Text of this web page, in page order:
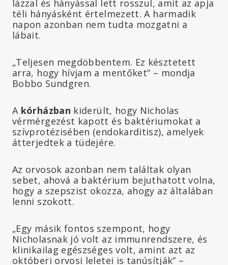
lázzal és hányással lett rosszul, amit az apja
téli hányásként értelmezett. A harmadik
napon azonban nem tudta mozgatni a
lábait.
„Teljesen megdöbbentem. Ez késztetett
arra, hogy hívjam a mentőket” – mondja
Bobbo Sundgren.
A kórházban kiderült, hogy Nicholas
vérmérgezést kapott és baktériumokat a
szívprotézisében (endokarditisz), amelyek
átterjedtek a tüdejére.
Az orvosok azonban nem találtak olyan
sebet, ahová a baktérium bejuthatott volna,
hogy a szepszist okozza, ahogy az általában
lenni szokott.
„Egy másik fontos szempont, hogy
Nicholasnak jó volt az immunrendszere, és
klinikailag egészséges volt, amint azt az
októberi orvosi leletei is tanúsítják” –